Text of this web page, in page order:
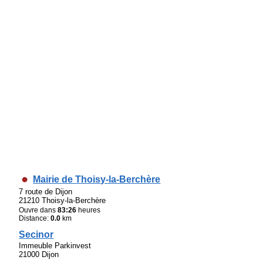
Mairie de Thoisy-la-Berchère
7 route de Dijon
21210 Thoisy-la-Berchère
Ouvre dans83:26 heures
Distance:0.0 km
Secinor
Immeuble Parkinvest
21000 Dijon